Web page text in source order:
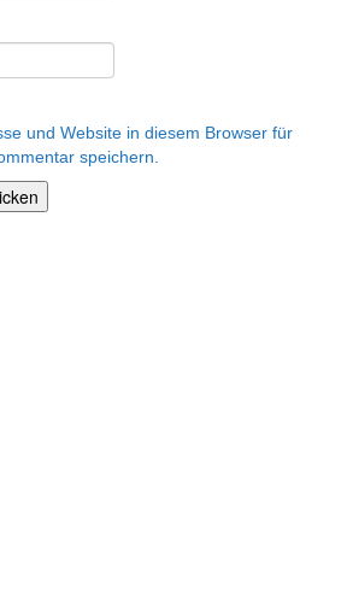
und Website in diesem Browser für
speichern.